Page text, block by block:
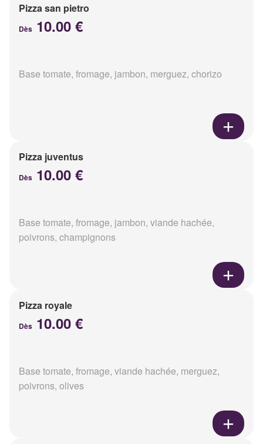
Pizza san pietro
Dès 10.00 €
Base tomate, fromage, jambon, merguez, chorizo
Pizza juventus
Dès 10.00 €
Base tomate, fromage, jambon, viande hachée,
poivrons, champignons
Pizza royale
Dès 10.00 €
Base tomate, fromage, viande hachée, merguez,
poivrons, olives